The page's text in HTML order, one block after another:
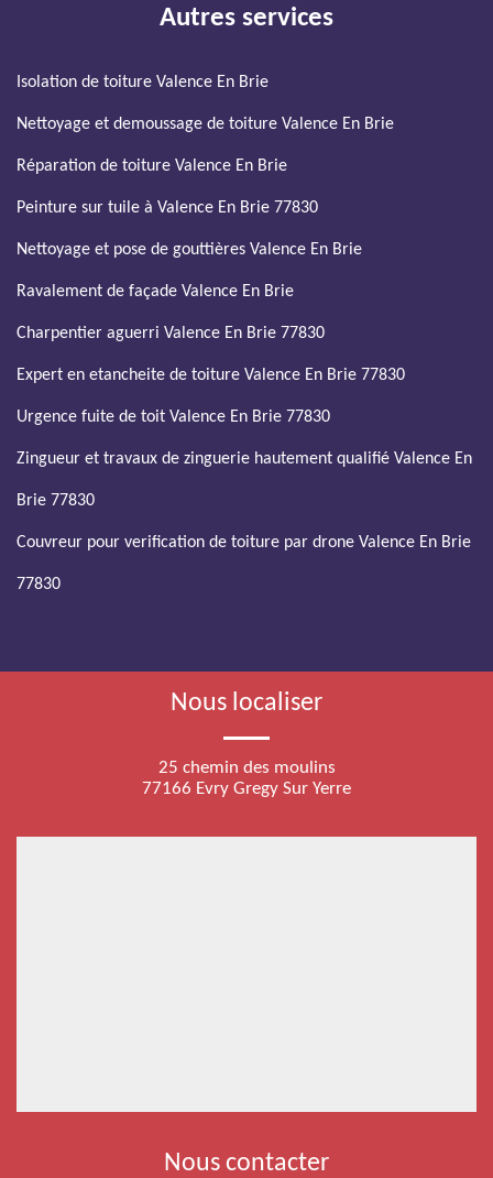
Autres services
Isolation de toiture Valence En Brie
Nettoyage et demoussage de toiture Valence En Brie
Réparation de toiture Valence En Brie
Peinture sur tuile à Valence En Brie 77830
Nettoyage et pose de gouttières Valence En Brie
Ravalement de façade Valence En Brie
Charpentier aguerri Valence En Brie 77830
Expert en etancheite de toiture Valence En Brie 77830
Urgence fuite de toit Valence En Brie 77830
Zingueur et travaux de zinguerie hautement qualifié Valence En
Brie 77830
Couvreur pour verification de toiture par drone Valence En Brie
77830
Nous localiser
25 chemin des moulins
77166 Evry Gregy Sur Yerre
Nous contacter